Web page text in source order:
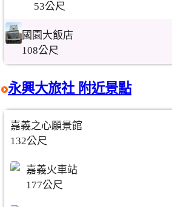
53公尺
國園大飯店
108公尺
永興大旅社 附近景點
嘉義之心願景館
132公尺
嘉義火車站
177公尺